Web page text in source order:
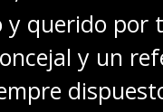
querido por
y un